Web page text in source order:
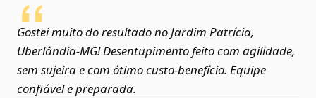
Gostei muito do resultado no Jardim Patrícia,
Uberlândia‑MG! Desentupimento feito com agilidade,
sem sujeira e com ótimo custo-benefício. Equipe
confiável e preparada.